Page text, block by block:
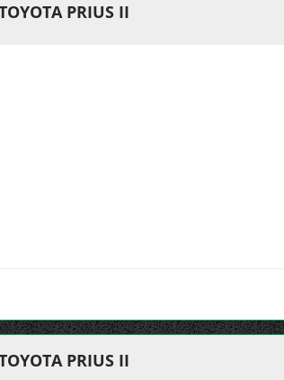
PRIUS II
PRIUS II